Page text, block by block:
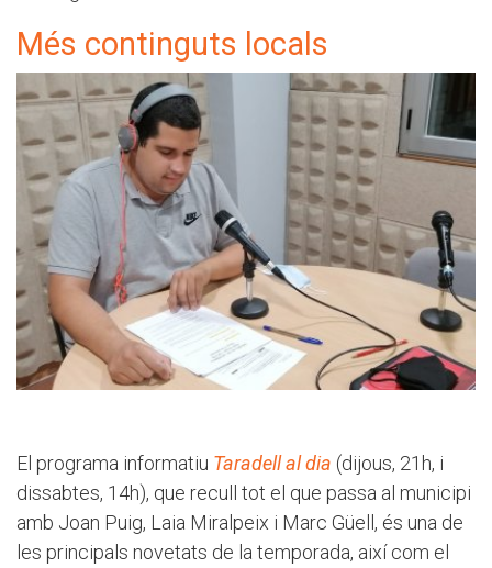
Més continguts locals
El programa informatiu Taradell al dia (dijous, 21h, i
dissabtes, 14h), que recull tot el que passa al municipi
amb Joan Puig, Laia Miralpeix i Marc Güell, és una de
les principals novetats de la temporada, així com el